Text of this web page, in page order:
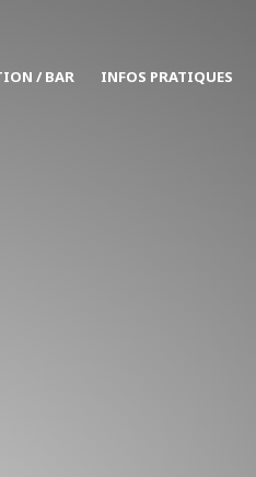
/ BAR INFOS PRATIQUES